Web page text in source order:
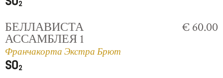
БЕЛЛАВИСТА
АССАМБЛЕЯ 1
Франчакорта Экстра Брют
€ 60.00